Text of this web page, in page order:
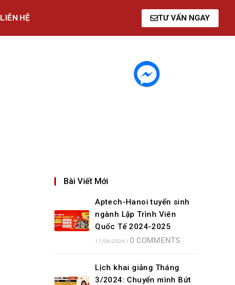
LIÊN HỆ TƯ VẤN NGAY
Bài Viết Mới
Aptech-Hanoi tuyển sinh
ngành Lập Trình Viên
Quốc Tế 2024-2025
17/06/2024 / 0 COMMENTS
Lịch khai giảng Tháng
3/2024: Chuyển mình Bứt